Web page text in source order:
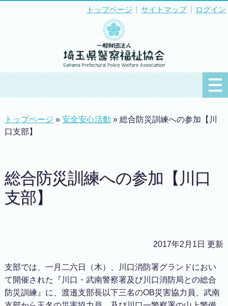
トップページ サイトマップ ログイン
トップページ »安全安心活動 » 総合防災訓練への参加【川
口支部】
総合防災訓練への参加【川口
支部】
2017年2月1日 更新
支部では、一月二六日（木）、川口消防署グランドにおい
て開催された『川口・武南警察署及び川口消防局との総合
防災訓練』に、渡邉支部長以下三名のOB災害協力員、武南